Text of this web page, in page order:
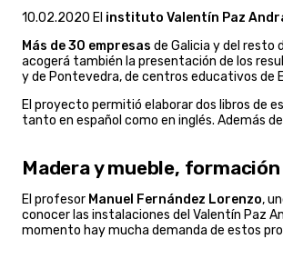
10.02.2020 El instituto Valentín Paz
Más de 30 empresas de Galicia y del resto
acogerá también la presentación de los
y de Pontevedra, de centros educativos de
El proyecto permitió elaborar dos libros de
tanto en español como en inglés. Además
Madera y mueble,
El profesor Manuel Fernández Lorenzo,
conocer las instalaciones del Valentín Paz
momento hay mucha demanda de estos